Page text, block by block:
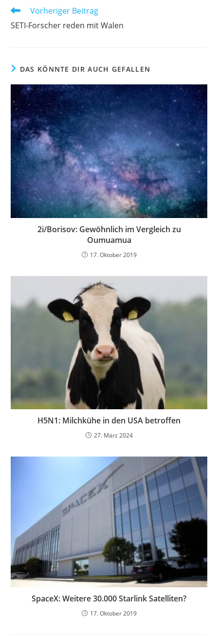
Weitere
ansehen
Vorheriger Beitrag
SETI-Forscher reden mit Walen
DAS KÖNNTE DIR AUCH GEFALLEN
2i/Borisov: Gewöhnlich im Vergleich zu
Oumuamua
17. Oktober 2019
H5N1: Milchkühe in den USA betroffen
27. März 2024
SpaceX: Weitere 30.000 Starlink Satelliten?
17. Oktober 2019